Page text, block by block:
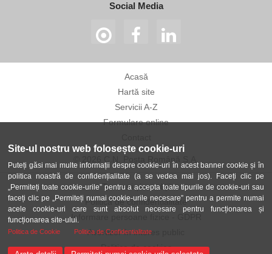
Site-ul nostru web folosește cookie-uri
Puteți găsi mai multe informații despre cookie-uri în acest banner cookie și în
politica noastră de confidențialitate (a se vedea mai jos). Faceți clic pe
„Permiteți toate cookie-urile” pentru a accepta toate tipurile de cookie-uri sau
faceți clic pe „Permiteți numai cookie-urile necesare” pentru a permite numai
acele cookie-uri care sunt absolut necesare pentru funcționarea și
funcționarea site-ului.
Politica de Cookie Politica de Confidentialitate
Social Media
Acasă
Hartă site
Servicii A-Z
Formulare online
© 2026 C.N. Poșta Română S.A.
Termeni și condiții
Politica de confidențialitate
Informare persoane fizice - GDPR
Avertizor în interes public
Politica de cookies